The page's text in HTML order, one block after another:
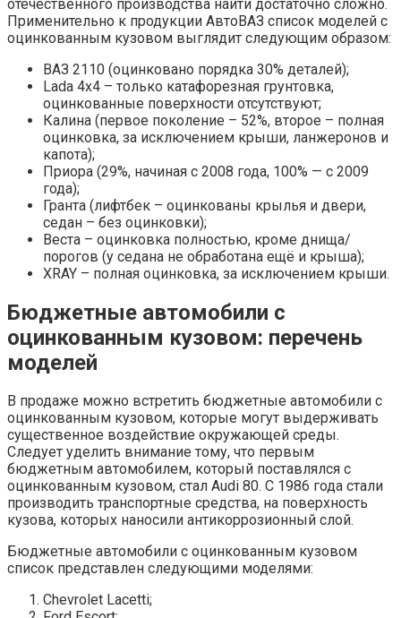
отечественного производства найти достаточно сложно.
Применительно к продукции АвтоВАЗ список моделей с
оцинкованным кузовом выглядит следующим образом:
ВАЗ 2110 (оцинковано порядка 30% деталей);
Lada 4х4 – только катафорезная грунтовка,
оцинкованные поверхности отсутствуют;
Калина (первое поколение – 52%, второе – полная
оцинковка, за исключением крыши, ланжеронов и
капота);
Приора (29%, начиная с 2008 года, 100% — с 2009
года);
Гранта (лифтбек – оцинкованы крылья и двери,
седан – без оцинковки);
Веста – оцинковка полностью, кроме днища/
порогов (у седана не обработана ещё и крыша);
XRAY – полная оцинковка, за исключением крыши.
Бюджетные автомобили с
оцинкованным кузовом: перечень
моделей
В продаже можно встретить бюджетные автомобили с
оцинкованным кузовом, которые могут выдерживать
существенное воздействие окружающей среды.
Следует уделить внимание тому, что первым
бюджетным автомобилем, который поставлялся с
оцинкованным кузовом, стал Audi 80. С 1986 года стали
производить транспортные средства, на поверхность
кузова, которых наносили антикоррозионный слой.
Бюджетные автомобили с оцинкованным кузовом
список представлен следующими моделями:
Chevrolet Lacetti;